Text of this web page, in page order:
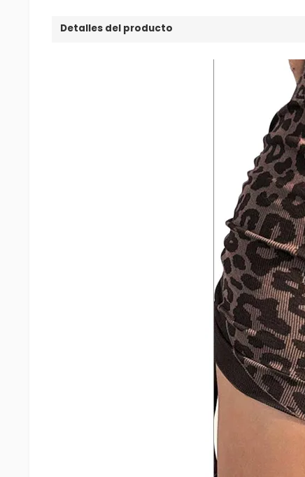
Detalles del producto